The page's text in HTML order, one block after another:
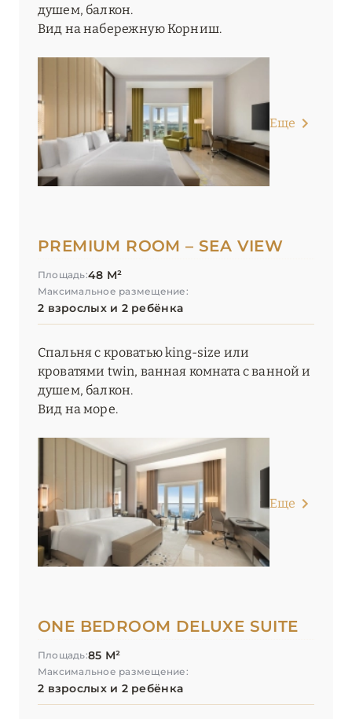
душем, балкон.
Вид на набережную Корниш.
Еще
PREMIUM ROOM – SEA VIEW
Площадь:48 М²
Максимальное размещение:
2 взрослых и 2 ребёнка
Спальня с кроватью king-size или
кроватями twin, ванная комната с ванной и
душем, балкон.
Вид на море.
Еще
ONE BEDROOM DELUXE SUITE
Площадь:85 М²
Максимальное размещение:
2 взрослых и 2 ребёнка